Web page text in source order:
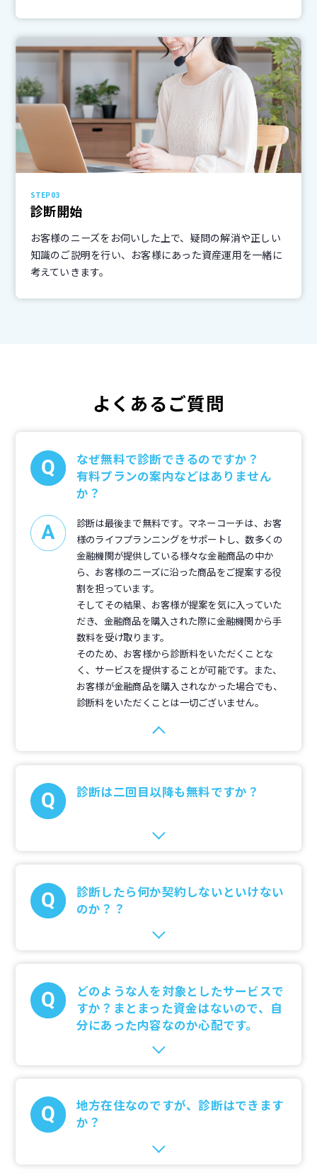
STEP03
診断開始
お客様のニーズをお伺いした上で、疑問の解消や正しい
知識のご説明を行い、お客様にあった資産運用を一緒に
考えていきます。
よくあるご質問
なぜ無料で診断できるのですか？
有料プランの案内などはありません
か？
診断は最後まで無料です。マネーコーチは、お客
様のライフプランニングをサポートし、数多くの
金融機関が提供している様々な金融商品の中か
ら、お客様のニーズに沿った商品をご提案する役
割を担っています。
そしてその結果、お客様が提案を気に入っていた
だき、金融商品を購入された際に金融機関から手
数料を受け取ります。
そのため、お客様から診断料をいただくことな
く、サービスを提供することが可能です。また、
お客様が金融商品を購入されなかった場合でも、
診断料をいただくことは一切ございません。
診断は二回目以降も無料ですか？
診断したら何か契約しないといけない
のか？？
どのような人を対象としたサービスで
すか？まとまった資金はないので、自
分にあった内容なのか心配です。
地方在住なのですが、診断はできます
か？